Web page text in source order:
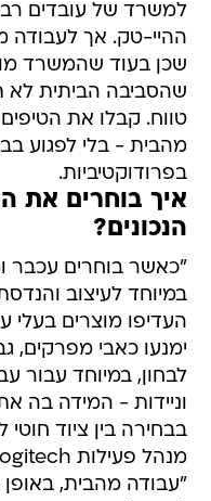
למשרד של עובדים
ההיי-טק. אך לעבודה
שכן בעוד שהמשרד
שהסביבה הביתית לא
טווח. קבלו את
מהבית - בלי לפגוע
בפרודוקטיביות.
איך בוחרים את
הנכונים?
"כאשר בוחרים עכבר
במיוחד לעיצוב
העדיפו מוצרים בעלי
ימנעו כאבי מפרקים,
לבחון, במיוחד עבור
וניידות - המידה בה
בבחירה בין ציוד חוטי
מנהל פעילות Logitech ישראל.
"עבודה מהבית,